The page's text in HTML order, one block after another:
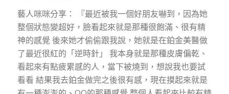
藝人咪咪分享： 『最近被我一個好朋友嚇到，因為她
整個狀態變超好，臉看起來就是那種很飽滿、很有精
神的感覺 後來她才偷偷跟我說，她就是在鉑金美醫做
了最近很紅的「逆時針」 我本身就是那種皮膚偏乾、
看起來有點疲累感的人，當下被燒到，想說我也要試
看看 結果我去鉑金做完之後很有感，現在摸起來就是